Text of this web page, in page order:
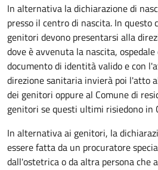
In alternativa la dichiarazione di
presso il centro di nascita. In questo
genitori devono presentarsi alla
dove è avvenuta la nascita,
documento di identità valido e con
direzione sanitaria invierà poi l'atto
dei genitori oppure al Comune di
genitori se questi ultimi risiedono in
In alternativa ai genitori, la
essere fatta da un procuratore
dall'ostetrica o da altra persona che